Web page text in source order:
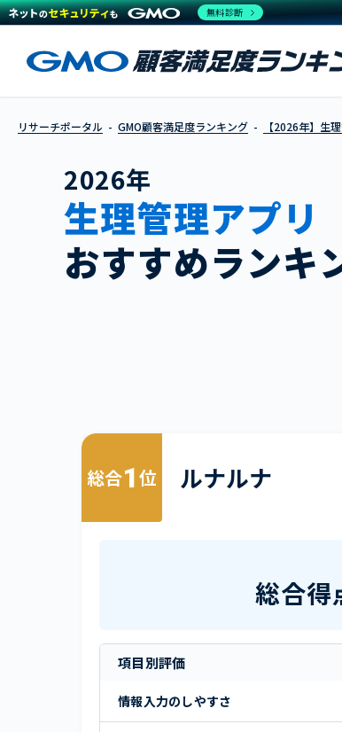
リサーチポータル GMO顧客満足度ランキング 【2026年】生
2026年
生理管理アプリ
おすすめランキ
総合1位 ルナルナ
総合得
項目別評価
情報入力のしやすさ
無料診断